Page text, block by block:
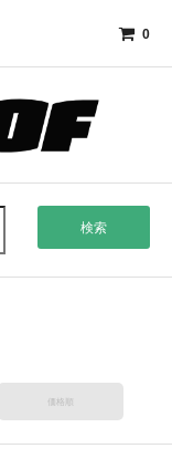
0
検索
価格順